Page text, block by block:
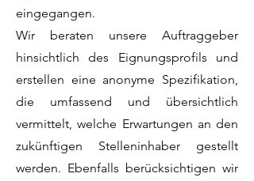
eingegangen.
Wir beraten unsere Auftraggeber
hinsichtlich des Eignungsprofils und
erstellen eine anonyme Spezifikation,
die umfassend und übersichtlich
vermittelt, welche Erwartungen an den
zukünftigen Stelleninhaber gestellt
werden. Ebenfalls berücksichtigen wir